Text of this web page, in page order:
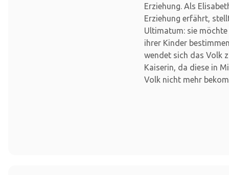
Erziehung. Als
Erziehung erfährt,
Ultimatum: sie
ihrer Kinder
wendet sich das Volk
Kaiserin, da diese in
Volk nicht mehr